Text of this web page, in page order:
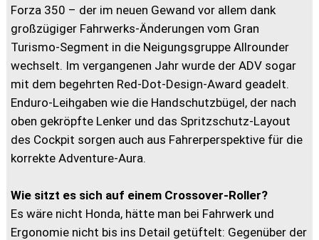
Forza 350 – der im neuen Gewand vor allem dank
großzügiger Fahrwerks-Änderungen vom Gran
Turismo-Segment in die Neigungsgruppe Allrounder
wechselt. Im vergangenen Jahr wurde der ADV sogar
mit dem begehrten Red-Dot-Design-Award geadelt.
Enduro-Leihgaben wie die Handschutzbügel, der nach
oben gekröpfte Lenker und das Spritzschutz-Layout
des Cockpit sorgen auch aus Fahrerperspektive für die
korrekte Adventure-Aura.
Wie sitzt es sich auf einem Crossover-Roller?
Es wäre nicht Honda, hätte man bei Fahrwerk und
Ergonomie nicht bis ins Detail getüftelt: Gegenüber der